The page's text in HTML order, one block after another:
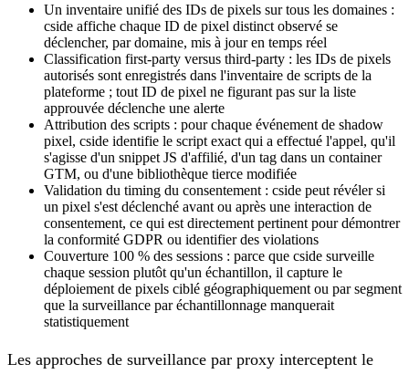
Un inventaire unifié des IDs de pixels sur tous les domaines :
cside affiche chaque ID de pixel distinct observé se
déclencher, par domaine, mis à jour en temps réel
Classification first-party versus third-party : les IDs de pixels
autorisés sont enregistrés dans l'inventaire de scripts de la
plateforme ; tout ID de pixel ne figurant pas sur la liste
approuvée déclenche une alerte
Attribution des scripts : pour chaque événement de shadow
pixel, cside identifie le script exact qui a effectué l'appel, qu'il
s'agisse d'un snippet JS d'affilié, d'un tag dans un container
GTM, ou d'une bibliothèque tierce modifiée
Validation du timing du consentement : cside peut révéler si
un pixel s'est déclenché avant ou après une interaction de
consentement, ce qui est directement pertinent pour démontrer
la conformité GDPR ou identifier des violations
Couverture 100 % des sessions : parce que cside surveille
chaque session plutôt qu'un échantillon, il capture le
déploiement de pixels ciblé géographiquement ou par segment
que la surveillance par échantillonnage manquerait
statistiquement
Les approches de surveillance par proxy interceptent le